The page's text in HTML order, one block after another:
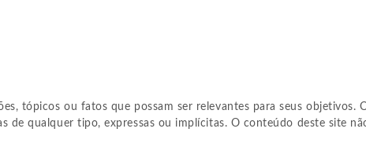
tópicos ou fatos que possam ser relevantes para seus objetivos.
qualquer tipo, expressas ou implícitas. O conteúdo deste site